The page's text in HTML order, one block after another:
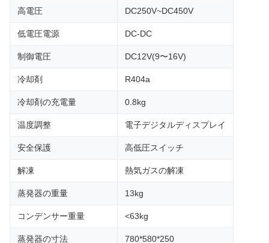
高電圧 DC250V~DC450V
低電圧電源 DC-DC
制御電圧 DC12V(9〜16V)
冷却剤 R404a
冷却剤の充電量 0.8kg
温度調整 電子デジタルディスプレイ
安全保護 高低圧スイッチ
解凍 熱気ガスの解凍
蒸発器の重量 13kg
コンデンサー重量 <63kg
蒸発器の寸法 780*580*250